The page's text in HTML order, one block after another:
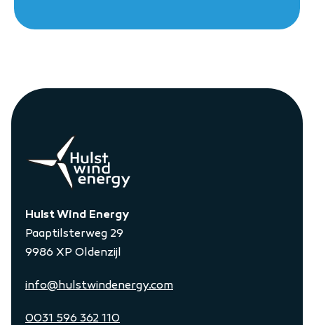
Hulst Wind Energy
Paaptilsterweg 29
9986 XP Oldenzijl
info@hulstwindenergy.com
0031 596 362 110